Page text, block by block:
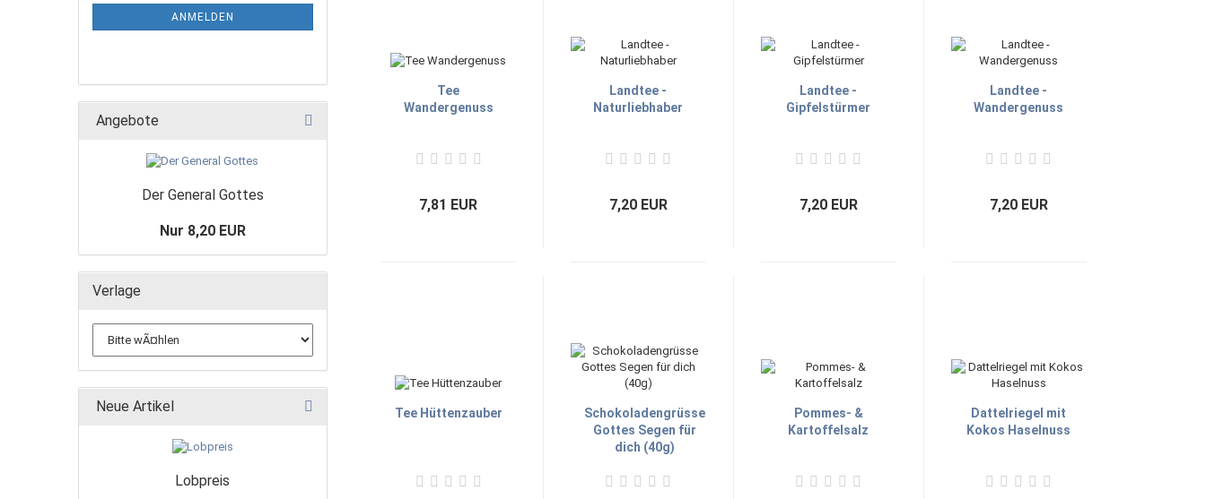
Tee
Wandergenuss
7,81 EUR
Landtee -
Naturliebhaber
7,20 EUR
Landtee -
Gipfelstürmer
7,20 EUR
Landtee -
Wandergenuss
7,20 EUR
Tee Hüttenzauber
Schokoladengrüsse
Gottes Segen für
dich (40g)
Pommes- &
Kartoffelsalz
Dattelriegel mit
Kokos Haselnuss
ANMELDEN
Angebote
Der General Gottes
Nur 8,20 EUR
Verlage
Neue Artikel
Lobpreis